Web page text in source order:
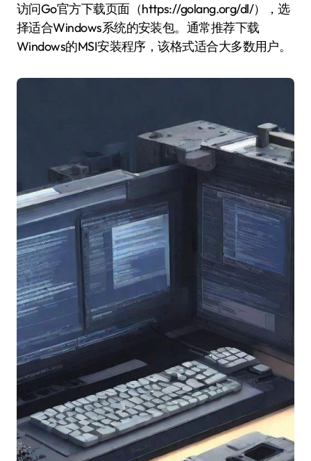
访问Go官方下载页面（https://golang.org/dl/），选
择适合Windows系统的安装包。通常推荐下载
Windows的MSI安装程序，该格式适合大多数用户。